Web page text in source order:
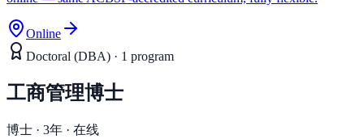
Online
Doctoral (DBA) · 1 program
工商管理博士
博士 · 3年 · 在线